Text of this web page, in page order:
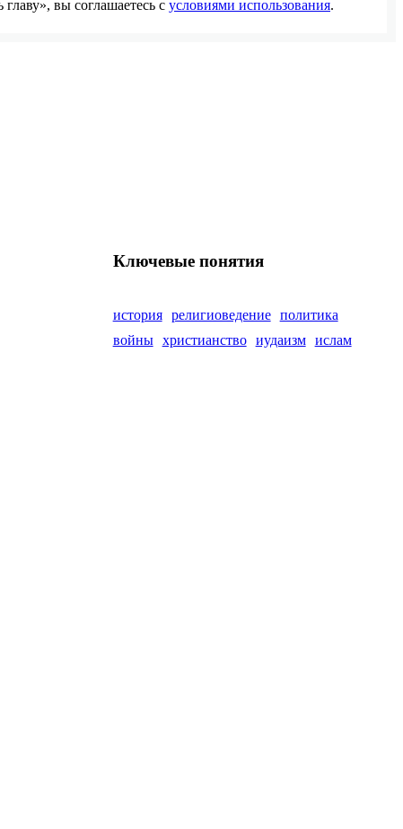
Ключевые понятия
история религиоведение
политика
войны
христианство иудаизм ислам
вы соглашаетесь с условиями использования.